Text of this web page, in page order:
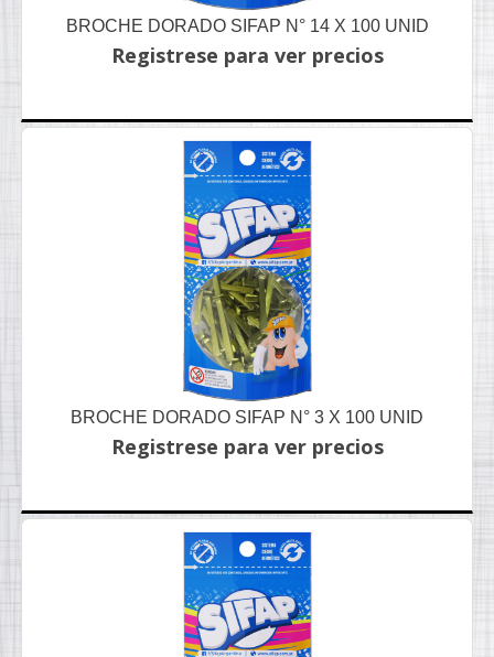
BROCHE DORADO SIFAP N° 14 X 100 UNID
Registrese para ver precios
BROCHE DORADO SIFAP N° 3 X 100 UNID
Registrese para ver precios